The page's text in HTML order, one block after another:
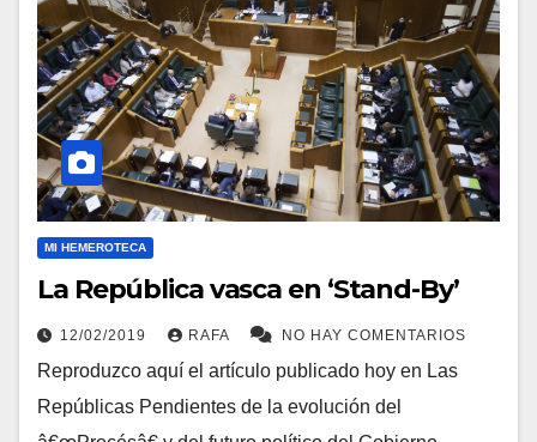
MI HEMEROTECA
La República vasca en ‘Stand-By’
12/02/2019 RAFA NO HAY COMENTARIOS
Reproduzco aquí­ el artí­culo publicado hoy en Las
Repúblicas Pendientes de la evolución del